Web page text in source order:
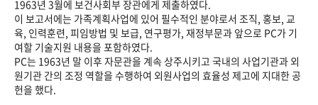
1963년 3월에 보건사회부 장관에게 제출하였다.
이 보고서에는 가족계획사업에 있어 필수적인 분야로서 조직, 홍보, 교
육, 인력훈련, 피임방법 및 보급, 연구평가, 재정부문과 앞으로 PC가 기
여할 기술지원 내용을 포함하였다.
PC는 1963년 말 이후 자문관을 계속 상주시키고 국내의 사업기관과 외
원기관 간의 조정 역할을 수행하여 외원사업의 효율성 제고에 지대한 공
헌을 했다.